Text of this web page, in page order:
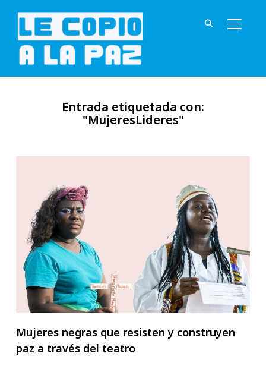
Entrada etiquetada con:
"MujeresLideres"
Mujeres negras que resisten y construyen
paz a través del teatro